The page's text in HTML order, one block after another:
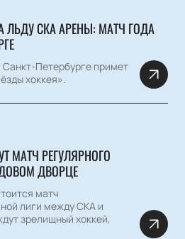
ЛЬДУ СКА АРЕНЫ: МАТЧ ГОДА
Петербурге примет
хоккея».
МАТЧ РЕГУЛЯРНОГО
ДВОРЦЕ
матч
лиги между СКА и
зрелищный хоккей,